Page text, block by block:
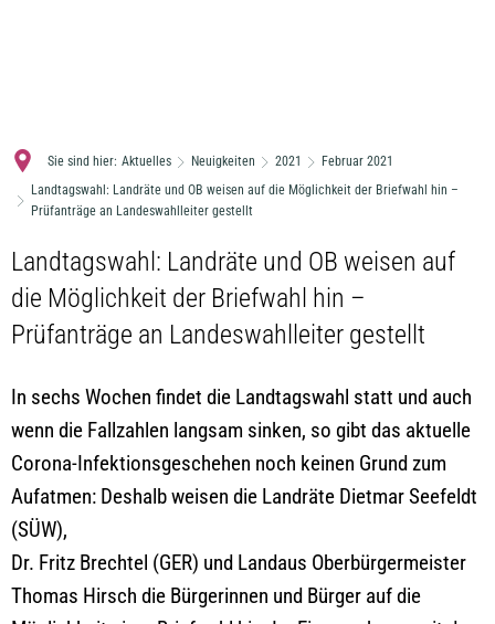
Sie sind hier: Aktuelles Neuigkeiten 2021
Februar 2021
Landtagswahl: Landräte und OB weisen auf die Möglichkeit der Briefwahl hin –
Prüfanträge an Landeswahlleiter gestellt
Landtagswahl: Landräte und OB weisen auf
die Möglichkeit der Briefwahl hin –
Prüfanträge an Landeswahlleiter gestellt
In sechs Wochen findet die Landtagswahl statt und auch
wenn die Fallzahlen langsam sinken, so gibt das aktuelle
Corona-Infektionsgeschehen noch keinen Grund zum
Aufatmen: Deshalb weisen die Landräte Dietmar Seefeldt
(SÜW),
Dr. Fritz Brechtel (GER) und Landaus Oberbürgermeister
Thomas Hirsch die Bürgerinnen und Bürger auf die